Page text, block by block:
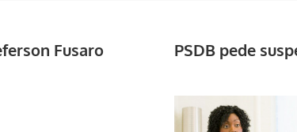
Fusaro PSDB pede